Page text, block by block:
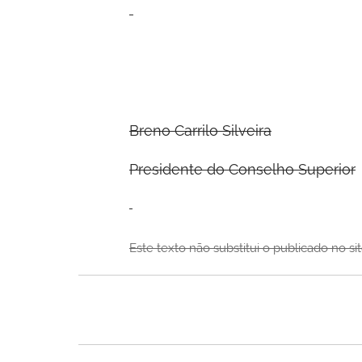
Breno Carrilo Silveira
Presidente do Conselho Superior
Este texto não substitui o publicado no